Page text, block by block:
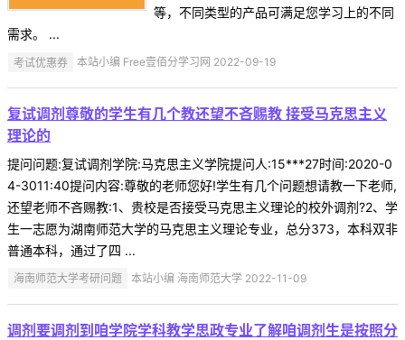
等，不同类型的产品可满足您学习上的不同
需求。 ...
考试优惠券 本站小编 Free壹佰分学习网 2022-09-19
复试调剂尊敬的学生有几个教还望不吝赐教 接受马克思主义
理论的
提问问题:复试调剂学院:马克思主义学院提问人:15***27时间:2020-0
4-3011:40提问内容:尊敬的老师您好!学生有几个问题想请教一下老师,
还望老师不吝赐教:1、贵校是否接受马克思主义理论的校外调剂?2、学
生一志愿为湖南师范大学的马克思主义理论专业，总分373，本科双非
普通本科，通过了四 ...
海南师范大学考研问题 本站小编 海南师范大学 2022-11-09
调剂要调剂到咱学院学科教学思政专业了解咱调剂生是按照分